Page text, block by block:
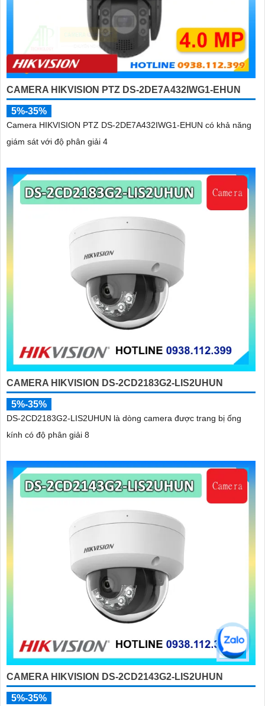
CAMERA HIKVISION PTZ DS-2DE7A432IWG1-EHUN
5%-35%
Camera HIKVISION PTZ DS-2DE7A432IWG1-EHUN có khả năng
giám sát với độ phân giải 4
CAMERA HIKVISION DS-2CD2183G2-LIS2UHUN
5%-35%
DS-2CD2183G2-LIS2UHUN là dòng camera được trang bị ống
kính có độ phân giải 8
CAMERA HIKVISION DS-2CD2143G2-LIS2UHUN
5%-35%